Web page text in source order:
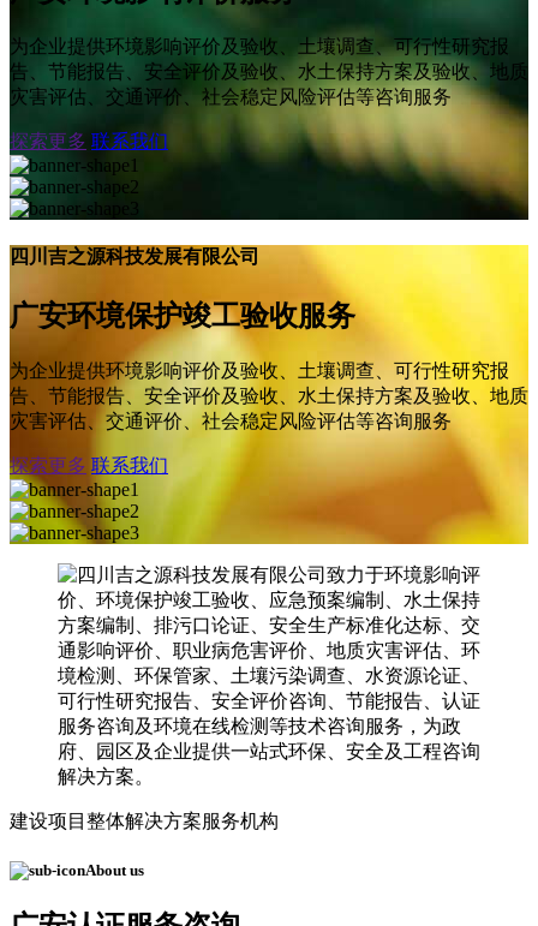
为企业提供环境影响评价及验收、土壤调查、可行性研究报
告、节能报告、安全评价及验收、水土保持方案及验收、地质
灾害评估、交通评价、社会稳定风险评估等咨询服务
探索更多 联系我们
四川吉之源科技发展有限公司
广安环境保护竣工验收服务
为企业提供环境影响评价及验收、土壤调查、可行性研究报
告、节能报告、安全评价及验收、水土保持方案及验收、地质
灾害评估、交通评价、社会稳定风险评估等咨询服务
探索更多 联系我们
建设项目整体解决方案服务机构
About us